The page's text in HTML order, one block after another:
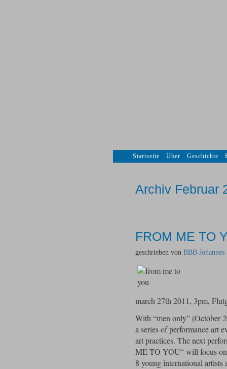
Startseite Über Geschichte
Archiv Februar
FROM ME TO
geschrieben von BBB
march 27th 2011, 3pm,
With “men only” (October
a series of performance art
art practices. The next
ME TO YOU“ will focus
8 young international